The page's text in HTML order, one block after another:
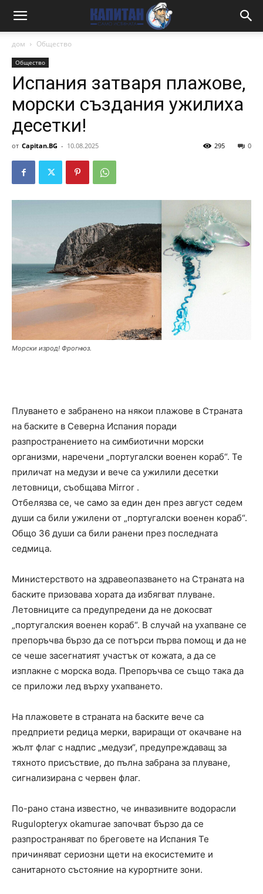
дом Общество
Общество
Испания затваря плажове,
морски създания ужилиха
десетки!
от Capitan.BG - 10.08.2025 0
295
Морски изрод! Фрогнюз.
Плуването е забранено на някои плажове в Страната
на баските в Северна Испания поради
разпространението на симбиотични морски
организми, наречени „португалски военен кораб“. Те
приличат на медузи и вече са ужилили десетки
летовници, съобщава Mirror .
Отбелязва се, че само за един ден през август седем
души са били ужилени от „португалски военен кораб“.
Общо 36 души са били ранени през последната
седмица.
Министерството на здравеопазването на Страната на
баските призовава хората да избягват плуване.
Летовниците са предупредени да не докосват
„португалския военен кораб“. В случай на ухапване се
препоръчва бързо да се потърси първа помощ и да не
се чеше засегнатият участък от кожата, а да се
изплакне с морска вода. Препоръчва се също така да
се приложи лед върху ухапването.
На плажовете в страната на баските вече са
предприети редица мерки, вариращи от окачване на
жълт флаг с надпис „медузи“, предупреждаващ за
тяхното присъствие, до пълна забрана за плуване,
сигнализирана с червен флаг.
По-рано стана известно, че инвазивните водорасли
Rugulopteryx okamurae започват бързо да се
разпространяват по бреговете на Испания Те
причиняват сериозни щети на екосистемите и
санитарното състояние на курортните зони.